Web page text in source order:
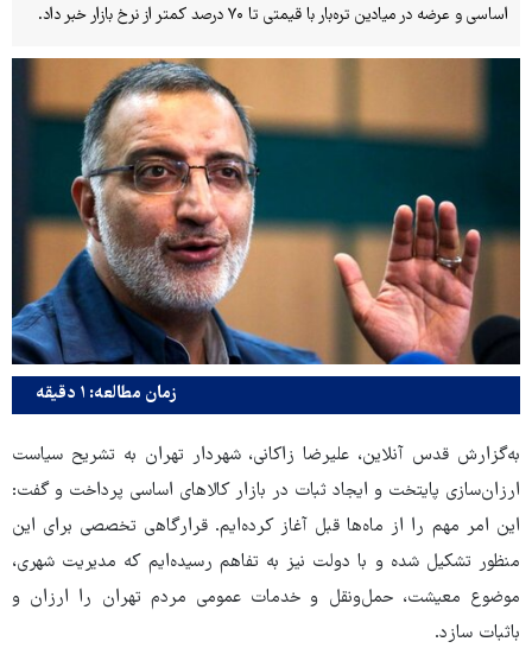
اساسی و عرضه در میادین تره‌بار با قیمتی تا ۷۰ درصد کمتر از نرخ بازار خبر داد.
زمان مطالعه: ۱ دقیقه
به‌گزارش قدس آنلاین، علیرضا زاکانی، شهردار تهران به تشریح سیاست
ارزان‌سازی پایتخت و ایجاد ثبات در بازار کالاهای اساسی پرداخت و گفت:
این امر مهم را از ماه‌ها قبل آغاز کرده‌ایم. قرارگاهی تخصصی برای این
منظور تشکیل شده و با دولت نیز به تفاهم رسیده‌ایم که مدیریت شهری،
موضوع معیشت، حمل‌ونقل و خدمات عمومی مردم تهران را ارزان و
باثبات سازد.